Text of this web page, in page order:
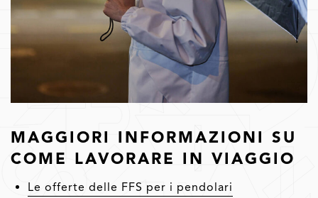
MAGGIORI INFORMAZIONI SU
COME LAVORARE IN VIAGGIO
Le offerte delle FFS per i pendolari